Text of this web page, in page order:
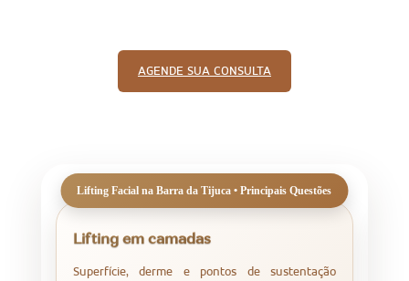
AGENDE SUA CONSULTA
Lifting em camadas
Superfície, derme e pontos de sustentação